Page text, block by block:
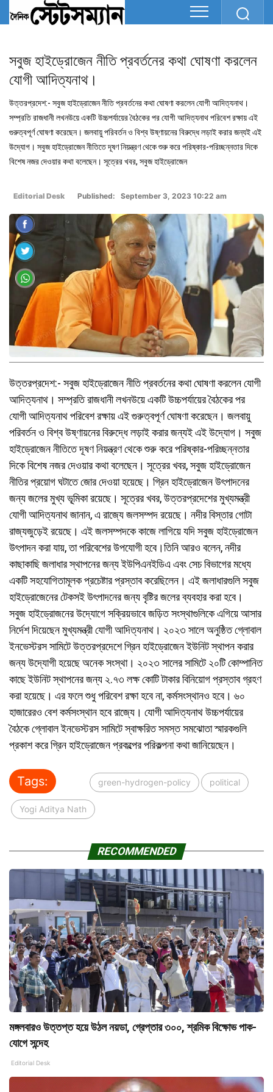
সবুজ হাইড্রোজেন নীতি প্রবর্তনের কথা ঘোষণা করলেন
যোগী আদিত্যনাথ।
উত্তরপ্রদেশ:- সবুজ হাইড্রোজেন নীতি প্রবর্তনের কথা ঘোষণা করলেন যোগী আদিত্যনাথ।
সম্প্রতি রাজধানী লখনউয়ে একটি উচ্চপর্যায়ের বৈঠকের পর যোগী আদিত্যনাথ পরিবেশ রক্ষায় এই
গুরুত্বপূর্ণ ঘোষণা করেছেন। জলবায়ু পরিবর্তন ও বিশ্ব উষ্ণায়নের বিরুদ্ধে লড়াই করার জন্যই এই
উদ্যোগ। সবুজ হাইড্রোজেন নীতিতে দূষণ নিয়ন্ত্রণ থেকে শুরু করে পরিষ্কার-পরিচ্ছন্নতার দিকে
বিশেষ নজর দেওয়ার কথা বলেছেন। সূত্রের খবর, সবুজ হাইড্রোজেন
Editorial Desk Published: September 3, 2023 10:22 am
উত্তরপ্রদেশ:- সবুজ হাইড্রোজেন নীতি প্রবর্তনের কথা ঘোষণা করলেন যোগী
আদিত্যনাথ। সম্প্রতি রাজধানী লখনউয়ে একটি উচ্চপর্যায়ের বৈঠকের পর
যোগী আদিত্যনাথ পরিবেশ রক্ষায় এই গুরুত্বপূর্ণ ঘোষণা করেছেন। জলবায়ু
পরিবর্তন ও বিশ্ব উষ্ণায়নের বিরুদ্ধে লড়াই করার জন্যই এই উদ্যোগ। সবুজ
হাইড্রোজেন নীতিতে দূষণ নিয়ন্ত্রণ থেকে শুরু করে পরিষ্কার-পরিচ্ছন্নতার
দিকে বিশেষ নজর দেওয়ার কথা বলেছেন। সূত্রের খবর, সবুজ হাইড্রোজেন
নীতির প্রয়োগ ঘটাতে জোর দেওয়া হয়েছে। গ্রিন হাইড্রোজেন উৎপাদনের
জন্য জলের মুখ্য ভূ্মিকা রয়েছে। সূত্রের খবর, উত্তরপ্রদেশের মুখ্যমন্ত্রী
যোগী আদিত্যনাথ জানান, এ রাজ্যে জলসম্পদ রয়েছে। নদীর বিস্তার গোটা
রাজ্যজুড়েই রয়েছে। এই জলসম্পদকে কাজে লাগিয়ে যদি সবুজ হাইড্রোজেন
উৎপাদন করা যায়, তা পরিবেশের উপযোগী হবে।তিনি আরও বলেন, নদীর
কাছাকাছি জলাধার স্থাপনের জন্য ইউপিএনইডিএ এবং সেচ বিভাগের মধ্যে
একটি সহযোগিতামূলক প্রচেষ্টার প্রস্তাব করেছিলেন। এই জলাধারগুলি সবুজ
হাইড্রোজেনের টেকসই উৎপাদনের জন্য বৃষ্টির জলের ব্যবহার করা হবে।
সবুজ হাইড্রোজনের উদ্যোগে সক্রিয়ভাবে জড়িত সংস্থাগুলিকে এগিয়ে আসার
নির্দেশ দিয়েছেন মুখ্যমন্ত্রী যোগী আদিত্যনাথ। ২০২৩ সালে অনুষ্ঠিত গ্লোবাল
ইনভেস্টরস সামিটে উত্তরপ্রদেশে গ্রিন হাইড্রোজেন ইউনিট স্থাপন করার
জন্য উদ্যোগী হয়েছে অনেক সংস্থা। ২০২৩ সালের সামিটে ২০টি কোম্পানিত
কাছে ইউনিট স্থাপনের জন্য ২.৭৩ লক্ষ কোটি টাকার বিনিয়োগ প্রস্তাব গ্রহণ
করা হয়েছে। এর ফলে শুধু পরিবেশ রক্ষা হবে না, কর্মসংস্থানও হবে। ৬০
হাজারেরও বেশ কর্মসংস্থান হবে রাজ্যে। যোগী আদিত্যনাথ উচ্চপর্যায়ের
বৈঠকে গ্লোবাল ইনভেস্টরস সামিটে স্বাক্ষরিত সমস্ত সমঝোতা স্মারকগুলি
প্রকাশ করে গ্রিন হাইড্রোজেন প্রকল্পের পরিকল্পনা কথা জানিয়েছেন।
Tags: green-hydrogen-policy political
Yogi Aditya Nath
RECOMMENDED
মঙ্গলবারও উত্তপ্ত হয়ে উঠল নয়ডা, গ্রেপ্তার ৩০০, শ্রমিক বিক্ষোভ পাক-
যোগে সন্দেহ
Editorial Desk